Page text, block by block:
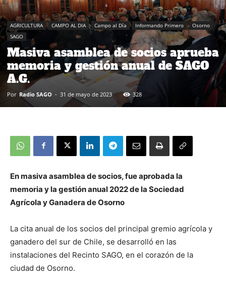
AGRICULTURA CAMPO AL DIA Campo al Día Informando Primero
Osorno
SAGO
Masiva asamblea de socios aprueba
memoria y gestión anual de SAGO
A.G.
Por Radio SAGO - 31 de mayo de 2023 328
En masiva asamblea de socios, fue aprobada la
memoria y la gestión anual 2022 de la Sociedad
Agrícola y Ganadera de Osorno
La cita anual de los socios del principal gremio agrícola y
ganadero del sur de Chile, se desarrolló en las
instalaciones del Recinto SAGO, en el corazón de la
ciudad de Osorno.